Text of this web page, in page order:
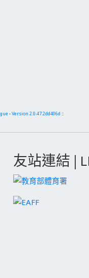
-Version 2.0.47.2dd406d ::
友站連結 |